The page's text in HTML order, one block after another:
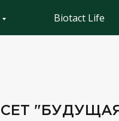
Biotact Life
СЕТ